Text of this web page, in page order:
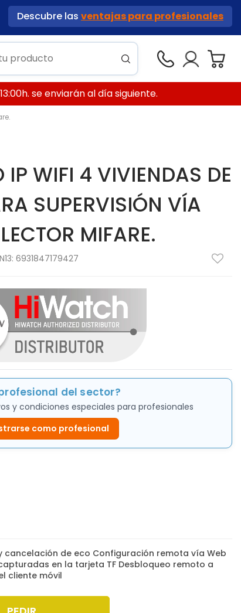
Descubre las ventajas para profesionales
se enviarán al día siguiente.
IP WIFI 4 VIVIENDAS DE
SUPERVISIÓN VÍA
MIFARE.
6931847179427
del sector?
y condiciones especiales para profesionales
como profesional
cancelación de eco Configuración remota vía Web
en la tarjeta TF Desbloqueo remoto a
cliente móvil